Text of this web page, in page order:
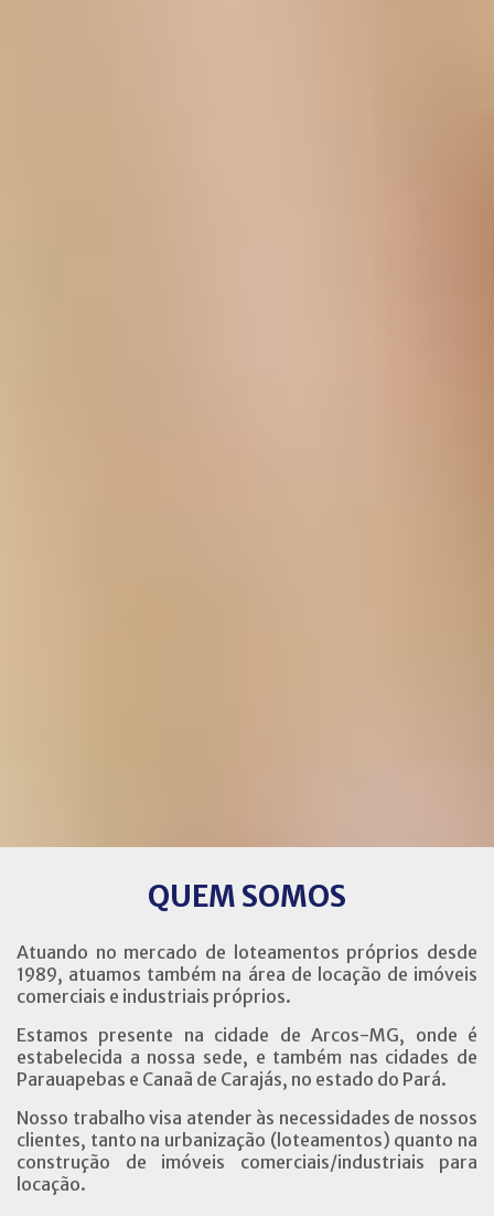
QUEM SOMOS
Atuando no mercado de loteamentos próprios desde
1989, atuamos também na área de locação de imóveis
comerciais e industriais próprios.
Estamos presente na cidade de Arcos-MG, onde é
estabelecida a nossa sede, e também nas cidades de
Parauapebas e Canaã de Carajás, no estado do Pará.
Nosso trabalho visa atender às necessidades de nossos
clientes, tanto na urbanização (loteamentos) quanto na
construção de imóveis comerciais/industriais para
locação.